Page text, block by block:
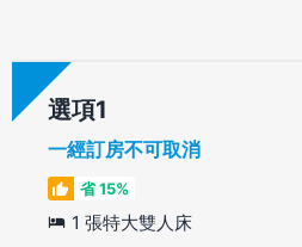
選項
一經訂房不可取消
省 15%
1 張特大雙人床